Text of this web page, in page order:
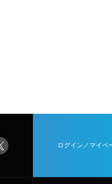
ログイン／マイペ